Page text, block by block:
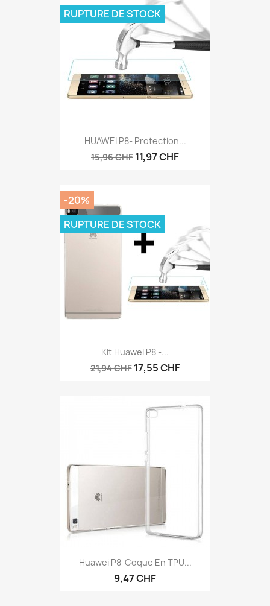
HUAWEI P8- Protection...
15,96 CHF 11,97 CHF
RUPTURE DE STOCK
Kit Huawei P8 -...
21,94 CHF 17,55 CHF
-20%
RUPTURE DE STOCK
Huawei P8-Coque En TPU...
9,47 CHF